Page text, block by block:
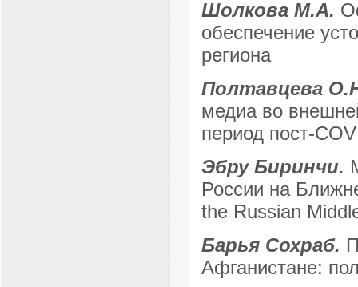
Шолкова М.А.
обеспечение
региона
Полтавцева
медиа во
период пост-
Эбру Биринчи.
России на
the Russian
Барья Сохраб.
Афганистане: